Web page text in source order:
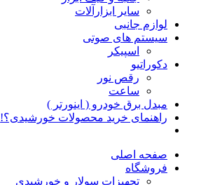
سایر ابزارآلات
لوازم جانبی
سیستم های صوتی
اسپیکر
دکوراتیو
رقص نور
ساعت
مبدل برق خودرو ( اینورتر )
راهنمای خرید محصولات خورشیدی؟!
صفحه اصلی
فروشگاه
تجهیزات سولار و خورشیدی